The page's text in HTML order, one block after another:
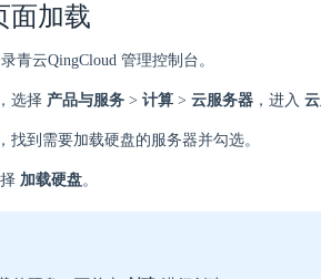
面加载
青云QingCloud 管理控制台。
选择 产品与服务 > 计算 > 云服务器 ，进入
找到需要加载硬盘的服务器并勾选。
加载硬盘。